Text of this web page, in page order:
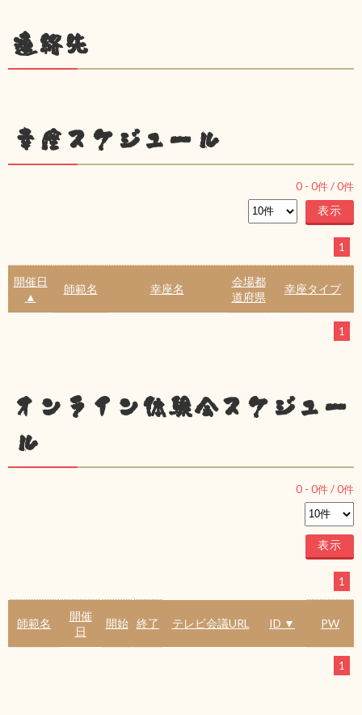
連絡先
幸座スケジュール
0 - 0件 /0件
1
開催日
▲
師範名 幸座名
会場都
道府県
幸座タイプ
1
オンライン体験会スケジュー
ル
0 - 0件 /0件
1
師範名
開催
日
開始 終了 テレビ会議URL ID ▼ PW
1